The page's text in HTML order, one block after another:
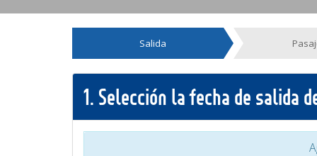
Salida
1. Selección la fecha de salida